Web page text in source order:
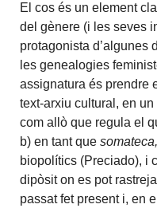
El cos és un element
del gènere (i les seves
protagonista d’algunes
les genealogies
assignatura és prendre
text-arxiu cultural, en
com allò que regula el
b) en tant quesomateca,
biopolítics (Preciado), i
dipòsit on es pot
passat fet present i, en